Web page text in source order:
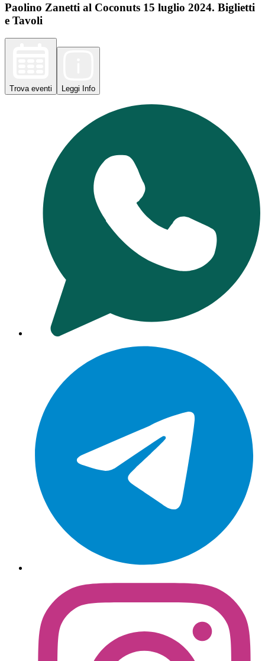
Paolino Zanetti al Coconuts 15 luglio 2024. Biglietti
e Tavoli
Trova eventi Leggi Info